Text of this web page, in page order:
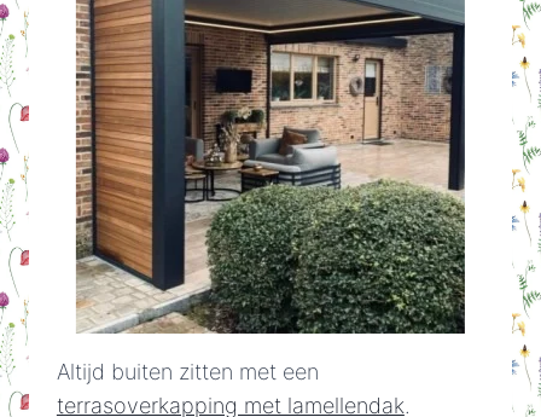
Altijd buiten zitten met een
terrasoverkapping met lamellendak.